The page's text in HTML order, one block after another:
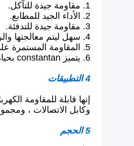
1. مقاومة جيدة للتآكل.
2. الأداء الجيد للمطابع.
3. مقاومة جيدة للتدفئة.
4. سهل ليتم معالجتها والرصاص الملحومة.
5. المقاومة المستمرة على نطاق واسع من درجات الحرارة.
6. يتميز constantan بحياة التعب الجيدة وقدرة استطالة عالية نسبيا.
4 التطبيقات
إنها قابلة للمقاومة
وكابل الاتصالات ،
5 الحجم